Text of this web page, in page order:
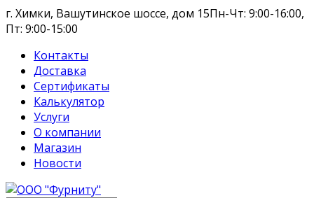
г. Химки, Вашутинское шоссе, дом 15Пн-Чт: 9:00-16:00,
Пт: 9:00-15:00
Контакты
Доставка
Сертификаты
Калькулятор
Услуги
О компании
Магазин
Новости